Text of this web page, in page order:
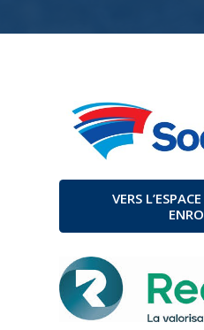
VERS